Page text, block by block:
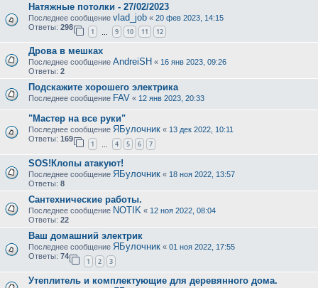
Натяжные потолки - 27/02/2023
Последнее сообщение vlad_job « 20 фев 2023, 14:15
Ответы: 298
1 9 10 11 12
Дрова в мешках
Последнее сообщение AndreiSH « 16 янв 2023, 09:26
Ответы: 2
Подскажите хорошего электрика
Последнее сообщение FAV « 12 янв 2023, 20:33
"Мастер на все руки"
Последнее сообщение ЯБулочник « 13 дек 2022, 10:11
Ответы: 169
1 4 5 6 7
SOS!Клопы атакуют!
Последнее сообщение ЯБулочник « 18 ноя 2022, 13:57
Ответы: 8
Сантехнические работы.
Последнее сообщение NOTIK « 12 ноя 2022, 08:04
Ответы: 22
Ваш домашний электрик
Последнее сообщение ЯБулочник « 01 ноя 2022, 17:55
Ответы: 74
1 2 3
Утеплитель и комплектующие для деревянного дома.